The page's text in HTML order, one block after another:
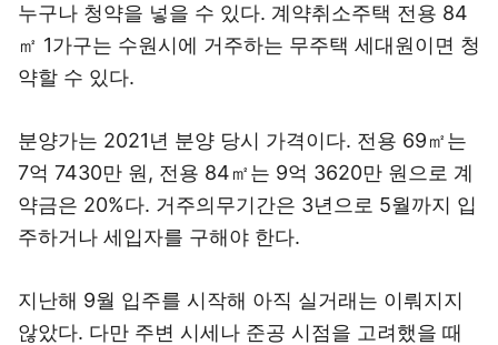
누구나 청약을 넣을 수 있다. 계약취소주택 전용 84
㎡ 1가구는 수원시에 거주하는 무주택 세대원이면 청
약할 수 있다.
분양가는 2021년 분양 당시 가격이다. 전용 69㎡는
7억 7430만 원, 전용 84㎡는 9억 3620만 원으로 계
약금은 20%다. 거주의무기간은 3년으로 5월까지 입
주하거나 세입자를 구해야 한다.
지난해 9월 입주를 시작해 아직 실거래는 이뤄지지
않았다. 다만 주변 시세나 준공 시점을 고려했을 때